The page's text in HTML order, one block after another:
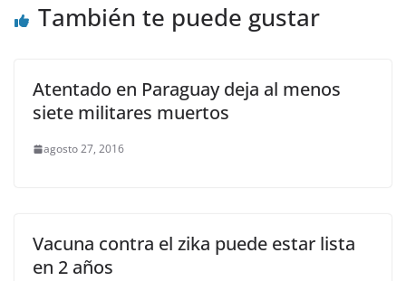
También te puede gustar
Atentado en Paraguay deja al menos
siete militares muertos
agosto 27, 2016
Vacuna contra el zika puede estar lista
en 2 años